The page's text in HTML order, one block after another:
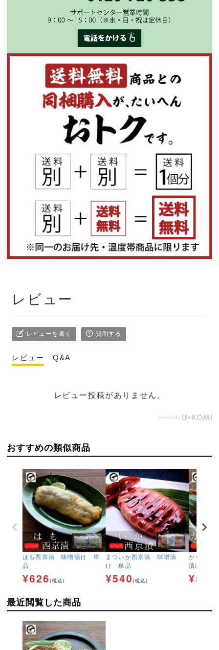
レビュー
レビューを書く 質問する
レビュー Q&A
レビュー投稿がありません。
おすすめの類似商品
はも西京漬 味噌漬け 単
品
¥626(税込)
まついか西京漬 味噌漬
け 単品
¥540(税込)
からすか
漬け 単
¥540
最近閲覧した商品